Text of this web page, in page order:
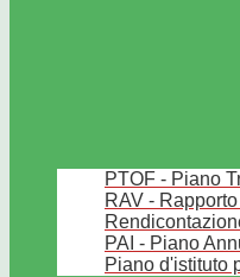
PTOF - Piano
RAV -
PAI - Piano
Piano d'istituto